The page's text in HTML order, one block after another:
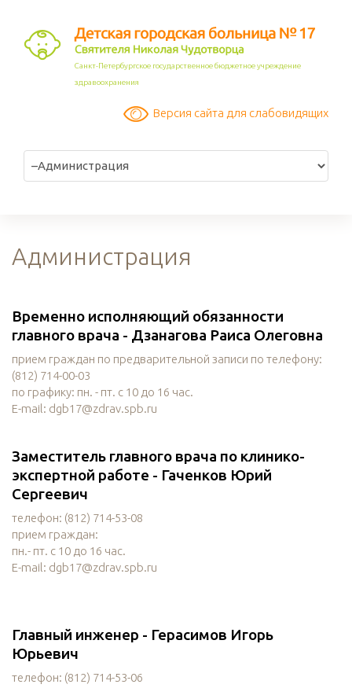
Санкт-Петербургское государственное бюджетное учреждение
здравоохранения
Версия сайта для слабовидящих
Администрация
Временно исполняющий обязанности
главного врача - Дзанагова Раиса Олеговна
прием граждан по предварительной записи по телефону:
(812) 714-00-03
по графику: пн. - пт. с 10 до 16 час.
E-mail: dgb17@zdrav.spb.ru
Заместитель главного врача по клинико-
экспертной работе - Гаченков Юрий
Сергеевич
телефон: (812) 714-53-08
прием граждан:
пн.- пт. с 10 до 16 час.
E-mail: dgb17@zdrav.spb.ru
Главный инженер - Герасимов Игорь
Юрьевич
телефон: (812) 714-53-06